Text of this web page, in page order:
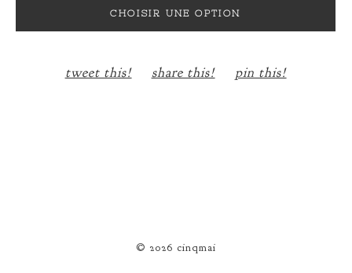
VINTAGE PAPER
CHOISIR UNE OPTION
tweet this! share this! pin this!
© 2026 cinqmai